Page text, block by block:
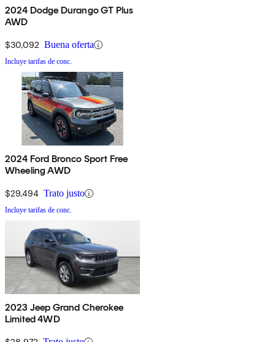
2024 Dodge Durango GT Plus
AWD
$30,092 Buena oferta
Incluye tarifas de conc.
2024 Ford Bronco Sport Free
Wheeling AWD
$29,494 Trato justo
Incluye tarifas de conc.
2023 Jeep Grand Cherokee
Limited 4WD